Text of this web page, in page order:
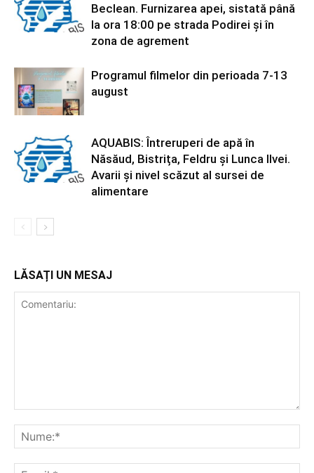
Beclean. Furnizarea apei, sistată până
la ora 18:00 pe strada Podirei și în
zona de agrement
Programul filmelor din perioada 7-13
august
AQUABIS: Întreruperi de apă în
Năsăud, Bistrița, Feldru și Lunca Ilvei.
Avarii și nivel scăzut al sursei de
alimentare
LĂSAȚI UN MESAJ